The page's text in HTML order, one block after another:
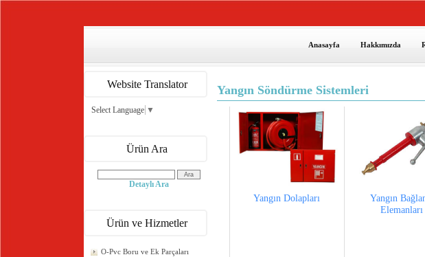
Anasayfa Hakkımızda
Website Translator
Select Language ▼
Ürün Ara
Detaylı Ara
Ürün ve Hizmetler
O-Pvc Boru ve Ek Parçaları
Yangın Söndürme Sistemleri
Yangın Dolapları
Yangın
Elemanları